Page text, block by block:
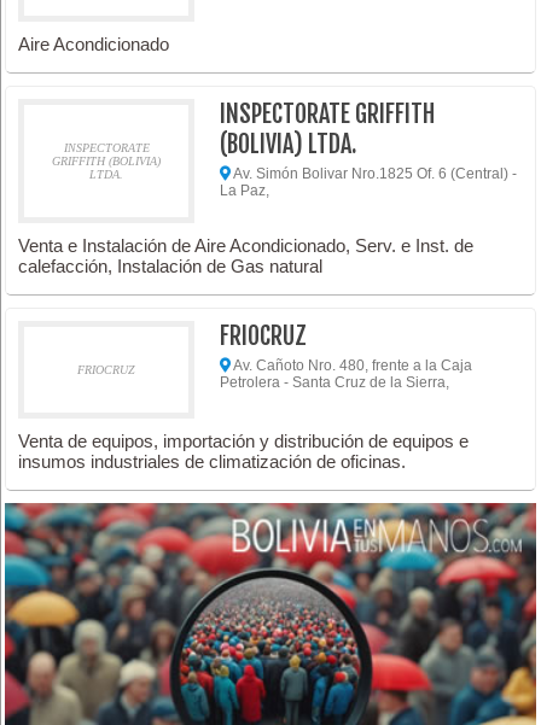
Aire Acondicionado
INSPECTORATE
GRIFFITH (BOLIVIA)
LTDA.
INSPECTORATE GRIFFITH
(BOLIVIA) LTDA.
Av. Simón Bolivar Nro.1825 Of. 6 (Central) -
La Paz,
Venta e Instalación de Aire Acondicionado, Serv. e Inst. de
calefacción, Instalación de Gas natural
FRIOCRUZ
FRIOCRUZ
Av. Cañoto Nro. 480, frente a la Caja
Petrolera - Santa Cruz de la Sierra,
Venta de equipos, importación y distribución de equipos e
insumos industriales de climatización de oficinas.